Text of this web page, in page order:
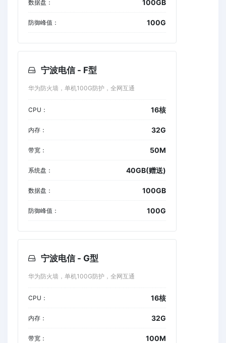
数据盘： 100GB
防御峰值： 100G
宁波电信 - F型
华为防火墙，单机100G防护，全网互通
CPU： 16核
内存： 32G
带宽： 50M
系统盘： 40GB(赠送)
数据盘： 100GB
防御峰值： 100G
宁波电信 - G型
华为防火墙，单机100G防护，全网互通
CPU： 16核
内存： 32G
带宽： 100M